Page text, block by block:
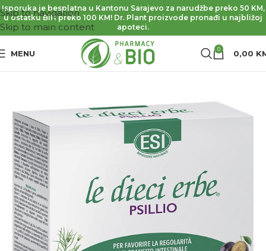
Skip to navigation
Skip to main content
Isporuka je besplatna u Kantonu Sarajevo za narudžbe preko 50 KM,
u ostatku BiH preko 100 KM! Dr. Plant proizvode pronađi u najbližoj
apoteci.
MENU 0 0,00